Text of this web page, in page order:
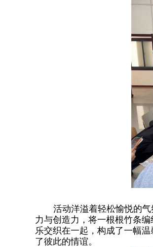
活动洋溢着轻松愉悦的
力与创造力，将一根根竹条
乐交织在一起，构成了一幅
了彼此的情谊。